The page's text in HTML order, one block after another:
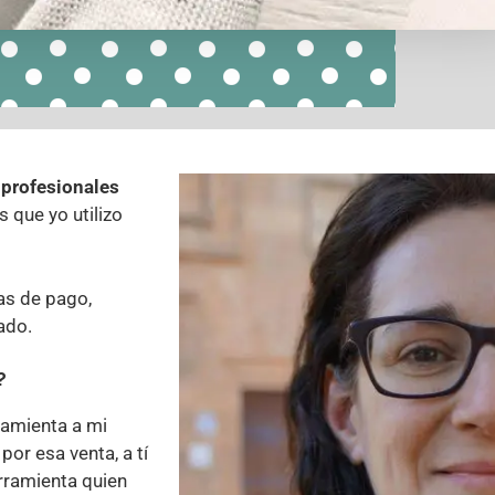
que yo utilizo
de pago,
a mi
esa venta, a tí
quien